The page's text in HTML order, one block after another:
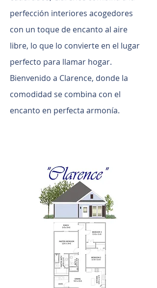
perfección interiores acogedores
con un toque de encanto al aire
libre, lo que lo convierte en el lugar
perfecto para llamar hogar.
Bienvenido a Clarence, donde la
comodidad se combina con el
encanto en perfecta armonía.